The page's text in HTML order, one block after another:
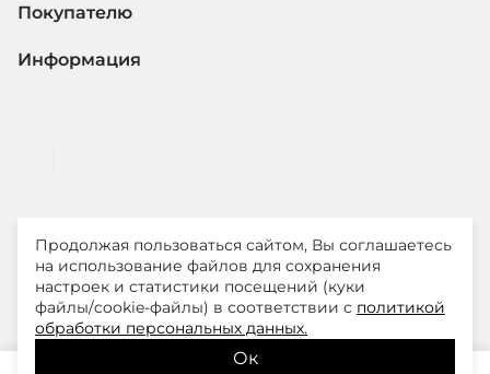
Покупателю
Информация
© ООО "ЛиМ Холдинг" 2026
Smith&Soul – модная одежда для стильных и уверенных
в себе женщин
Продолжая пользоваться сайтом, Вы соглашаетесь
на использование файлов для сохранения
настроек и статистики посещений (куки
файлы/cookie-файлы) в соответствии с политикой
обработки персональных данных.
Ок